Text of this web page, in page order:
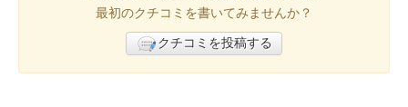
最初のクチコミを書いてみませんか？
クチコミを投稿する